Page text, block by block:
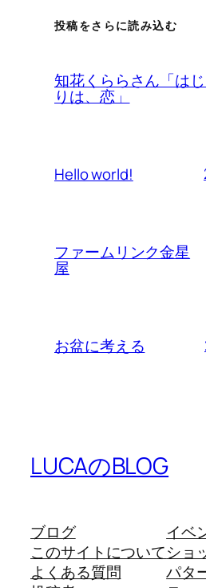
投稿をさらに読み込む
知花くららさん「は
りは、恋」
Hello world!
ファームリンク金星
屋
お盆に考える
LUCAのBLOG
ブログ
このサイトについて
よくある質問
イベ
ショ
パタ